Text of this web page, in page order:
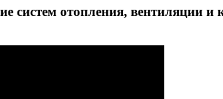
систем отопления, вентиляции